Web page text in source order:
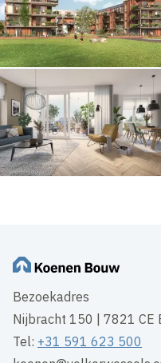
Bezoekadres
Nijbracht 150 | 7821 CE
Tel: +31 591 623 500